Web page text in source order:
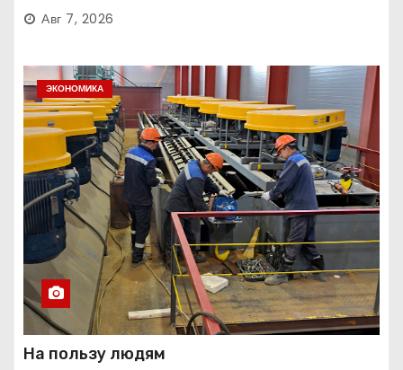
Авг 7, 2026
ЭКОНОМИКА
На пользу людям